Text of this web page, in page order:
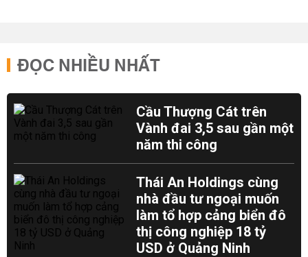
ĐỌC NHIỀU NHẤT
Cầu Thượng Cát trên
Vành đai 3,5 sau gần một
năm thi công
Thái An Holdings cùng
nhà đầu tư ngoại muốn
làm tổ hợp cảng biển đô
thị công nghiệp 18 tỷ
USD ở Quảng Ninh